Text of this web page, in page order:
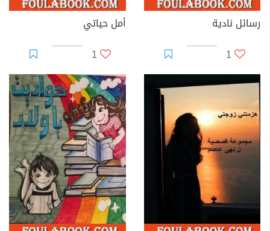
رسائل نادية
1
أمل حياتي
1